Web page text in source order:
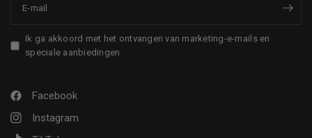
E‑mail
Ik ga akkoord met het ontvangen van marketing-e-mails en
speciale aanbiedingen
Facebook
Instagram